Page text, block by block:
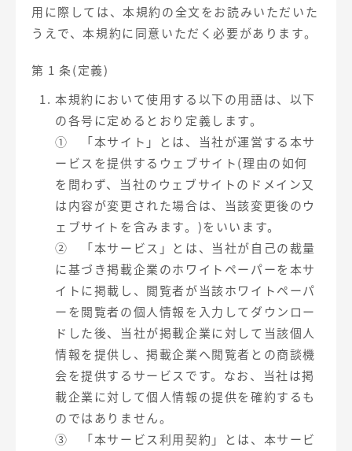
【塾・個別塾業界向け】新規
集客Web広告パッケージ
サイトアクセス増加パッケー
ジ
商圏ねらいうちパッケージ
Web制作の製品
WEBプラス
用に際しては、本規約の全文をお読みいただいた
うえで、本規約に同意いただく必要があります。
第 1 条(定義)
本規約において使用する以下の用語は、以下
の各号に定めるとおり定義します。
① 「本サイト」とは、当社が運営する本サ
ービスを提供するウェブサイト(理由の如何
を問わず、当社のウェブサイトのドメイン又
は内容が変更された場合は、当該変更後のウ
ェブサイトを含みます。)をいいます。
② 「本サービス」とは、当社が自己の裁量
に基づき掲載企業のホワイトペーパーを本サ
イトに掲載し、閲覧者が当該ホワイトペーパ
ーを閲覧者の個人情報を入力してダウンロー
ドした後、当社が掲載企業に対して当該個人
情報を提供し、掲載企業へ閲覧者との商談機
会を提供するサービスです。なお、当社は掲
載企業に対して個人情報の提供を確約するも
のではありません。
③ 「本サービス利用契約」とは、本サービ